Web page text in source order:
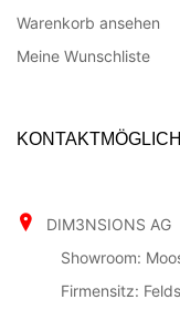
Warenkorb ansehen
Meine Wunschliste
DIM3NSIONS AG
Showroom:
Firmensitz: